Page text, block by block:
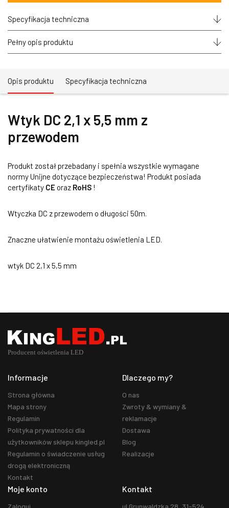
x
5,5
mm
z
przewodem
Specyfikacja techniczna
Pełny opis produktu
Opis produktu Specyfikacja techniczna
Wtyk DC 2,1 x 5,5 mm z
przewodem
Produkt został przebadany i spełnia wszystkie wymagane
normy Unijne dotyczące bezpieczeństwa! Produkt posiada
certyfikaty CEoraz RoHS !
Wtyczka DC z przewodem o długości 50m.
Znaczne ułatwienie montażu oświetlenia LED.
wtyk DC 2,1 x 5,5 mm
Informacje
Strona główna
Mapa strony
Regulamin
Polityka prywatności dla
użytkowników sklepu kingled.pl
Regulamin o świadczenie usług
drogą elektroniczną
Kontakt
Dlaczego my?
O nas
Zwroty & wymiany &
reklamacje
Dostawa
Blog
Realizacje
Moje konto
Zaloguj
Kontakt
ul.Grunwaldzka 28, 31-524